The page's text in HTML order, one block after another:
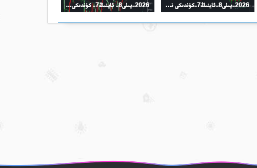
2026-يىلى8-ئاينىڭ7-كۈندىكى نىفىت سودا خۇلاسىسى 2026-يىلى8- ئاينىڭ7- كۈندىكى كۈمۈش سودا خۇلاسىسى